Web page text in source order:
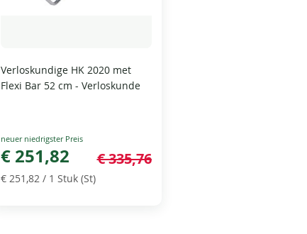
Verloskundige HK 2020 met
Flexi Bar 52 cm - Verloskunde
Special
Price
€ 251,82 € 335,76
€ 251,82 / 1 Stuk (St)